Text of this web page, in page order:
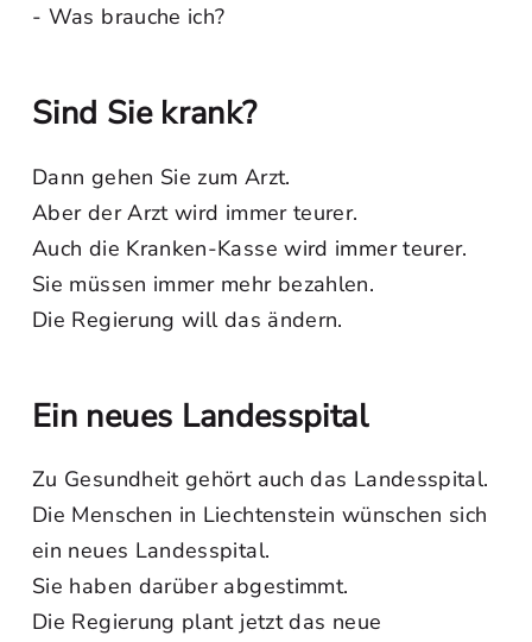
- Was brauche ich?
Sind Sie krank?
Dann gehen Sie zum Arzt.
Aber der Arzt wird immer teurer.
Auch die Kranken-Kasse wird immer teurer.
Sie müssen immer mehr bezahlen.
Die Regierung will das ändern.
Ein neues Landesspital
Zu Gesundheit gehört auch das Landesspital.
Die Menschen in Liechtenstein wünschen sich
ein neues Landesspital.
Sie haben darüber abgestimmt.
Die Regierung plant jetzt das neue